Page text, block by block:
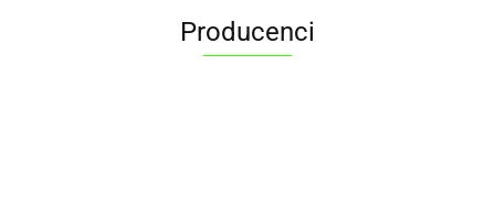
Producenci